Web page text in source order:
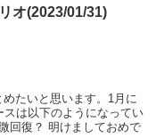
オ(2023/01/31)
たいと思います。1月に
は以下のようになってい
回復？ 明けましておめで